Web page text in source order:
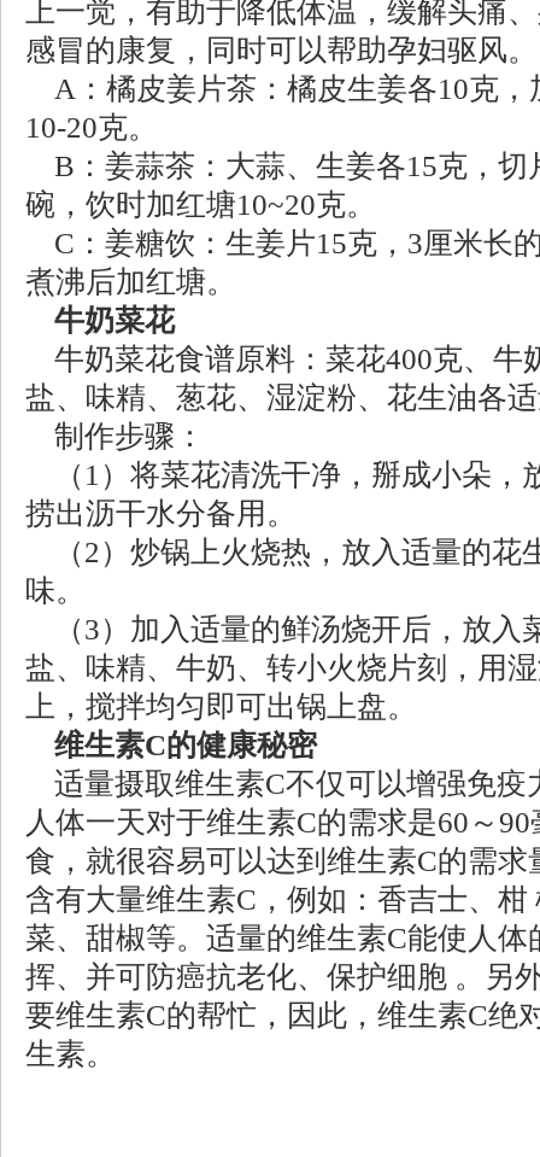
上一觉，有助于降低体温，缓解头痛
感冒的康复，同时可以帮助孕妇驱风。
A：橘皮姜片茶：橘皮生姜各10克，
10-20克。
B：姜蒜茶：大蒜、生姜各15克，切
碗，饮时加红塘10~20克。
C：姜糖饮：生姜片15克，3厘米长
煮沸后加红塘。
牛奶菜花
牛奶菜花食谱原料：菜花400克、牛
盐、味精、葱花、湿淀粉、花生油各
制作步骤：
（1）将菜花清洗干净，掰成小朵，
捞出沥干水分备用。
（2）炒锅上火烧热，放入适量的花
味。
（3）加入适量的鲜汤烧开后，放入
盐、味精、牛奶、转小火烧片刻，用
上，搅拌均匀即可出锅上盘。
维生素C的健康秘密
适量摄取维生素C不仅可以增强免疫
人体一天对于维生素C的需求是60～
食，就很容易可以达到维生素C的需
含有大量维生素C，例如：香吉士、柑
菜、甜椒等。适量的维生素C能使人
挥、并可防癌抗老化、保护细胞 。另
要维生素C的帮忙，因此，维生素C绝
生素。